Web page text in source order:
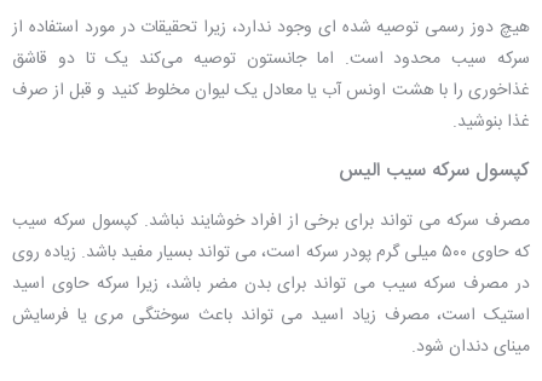
هیچ دوز رسمی توصیه شده ای وجود ندارد، زیرا تحقیقات در مورد استفاده از
سرکه سیب محدود است. اما جانستون توصیه می‌کند یک تا دو قاشق
غذاخوری را با هشت اونس آب یا معادل یک لیوان مخلوط کنید و قبل از صرف
غذا بنوشید.
کپسول سرکه سیب الیس
مصرف سرکه می تواند برای برخی از افراد خوشایند نباشد. کپسول سرکه سیب
که حاوی ۵۰۰ میلی گرم پودر سرکه است، می تواند بسیار مفید باشد. زیاده روی
در مصرف سرکه سیب می تواند برای بدن مضر باشد، زیرا سرکه حاوی اسید
استیک است، مصرف زیاد اسید می تواند باعث سوختگی مری یا فرسایش
مینای دندان شود.